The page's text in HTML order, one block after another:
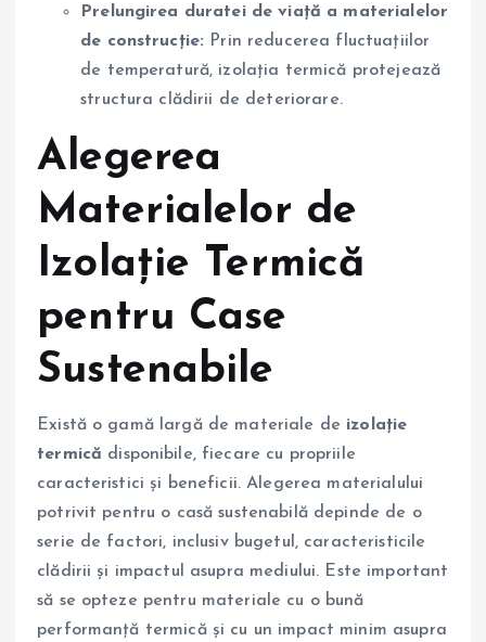
Prelungirea duratei de viață a materialelor
de construcție: Prin reducerea fluctuațiilor
de temperatură, izolația termică protejează
structura clădirii de deteriorare.
Alegerea
Materialelor de
Izolație Termică
pentru Case
Sustenabile
Există o gamă largă de materiale de izolație
termică disponibile, fiecare cu propriile
caracteristici și beneficii. Alegerea materialului
potrivit pentru o casă sustenabilă depinde de o
serie de factori, inclusiv bugetul, caracteristicile
clădirii și impactul asupra mediului. Este important
să se opteze pentru materiale cu o bună
performanță termică și cu un impact minim asupra